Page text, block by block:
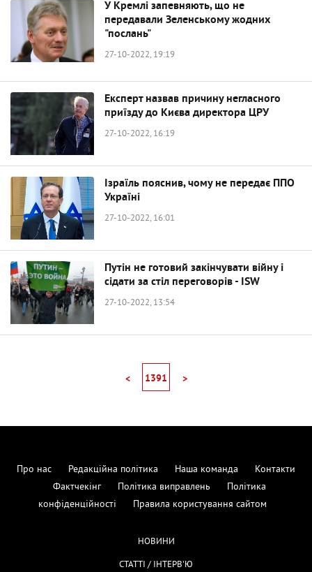
У Кремлі запевняють, що не
передавали Зеленському жодних
"послань"
27-10-2022, 19:19
Експерт назвав причину негласного
приїзду до Києва директора ЦРУ
27-10-2022, 16:19
Ізраїль пояснив, чому не передає ППО
Україні
27-10-2022, 16:01
Путін не готовий закінчувати війну і
сідати за стіл переговорів - ISW
27-10-2022, 13:54
< 1391 >
Про нас Редакційна політика Наша команда
Контакти
Фактчекінг
Політика виправлень
Політика
конфіденційності
Правила користування сайтом
НОВИНИ
СТАТТІ / ІНТЕРВ'Ю